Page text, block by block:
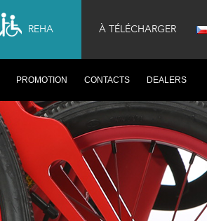
REHA À TÉLÉCHARGER
PROMOTION CONTACTS DEALERS